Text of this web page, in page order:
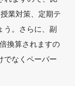
業対策、定期テ
う。さらに、副
換算されますの
でなくペーパー